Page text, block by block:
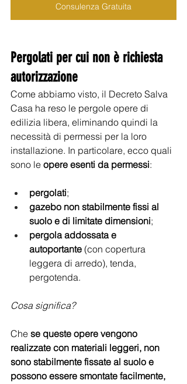
Consulenza Gratuita
Pergolati per cui non è richiesta
autorizzazione
Come abbiamo visto, il Decreto Salva
Casa ha reso le pergole opere di
edilizia libera, eliminando quindi la
necessità di permessi per la loro
installazione. In particolare, ecco quali
sono le opere esenti da permessi:
pergolati;
gazebo non stabilmente fissi al
suolo e di limitate dimensioni;
pergola addossata e
autoportante (con copertura
leggera di arredo), tenda,
pergotenda.
Cosa significa?
Che se queste opere vengono
realizzate con materiali leggeri, non
sono stabilmente fissate al suolo e
possono essere smontate facilmente,